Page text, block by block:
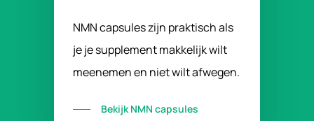
NMN capsules zijn praktisch als
je je supplement makkelijk wilt
meenemen en niet wilt afwegen.
Bekijk NMN capsules